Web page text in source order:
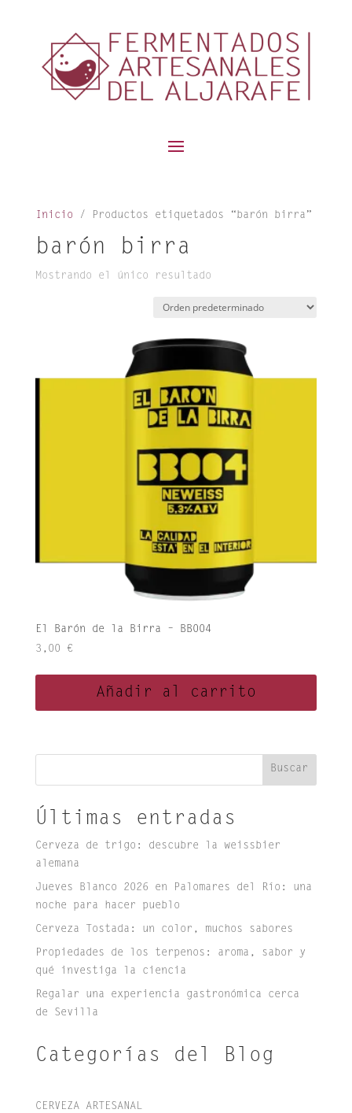
Inicio / Productos etiquetados “barón birra”
barón birra
Mostrando el único resultado
El Barón de la Birra – BB004
3,00 €
Añadir al carrito
Buscar
Últimas entradas
Cerveza de trigo: descubre la weissbier
alemana
Jueves Blanco 2026 en Palomares del Río: una
noche para hacer pueblo
Cerveza Tostada: un color, muchos sabores
Propiedades de los terpenos: aroma, sabor y
qué investiga la ciencia
Regalar una experiencia gastronómica cerca
de Sevilla
Categorías del Blog
CERVEZA ARTESANAL